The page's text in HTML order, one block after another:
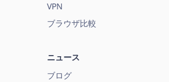
VPN
ブラウザ比較
ニュース
ブログ